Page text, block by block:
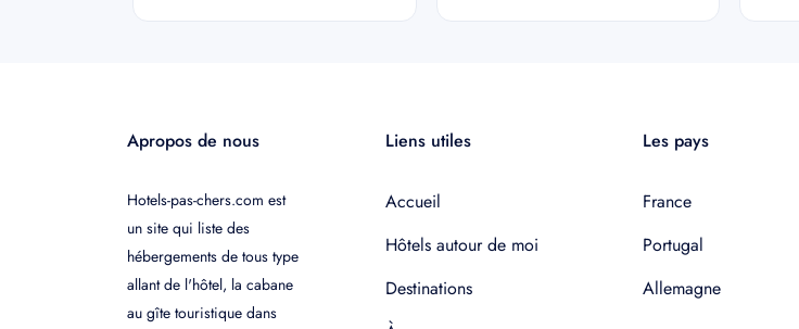
Apropos de nous
Hotels-pas-chers.com est
un site qui liste des
hébergements de tous type
allant de l'hôtel, la cabane
au gîte touristique dans
Liens utiles
Accueil
Hôtels autour de moi
Destinations
Les pays
France
Portugal
Allemagne